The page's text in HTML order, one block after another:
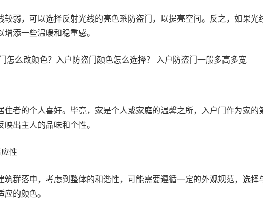
较弱，可以选择反射光线的亮色系防盗门，以提亮空间。反之，如果光
添一些温暖和稳重感。
住者的个人喜好。毕竟，家是个人或家庭的温馨之所，入户门作为家的
出主人的品味和个性。
性
筑群落中，考虑到整体的和谐性，可能需要遵循一定的外观规范，选择
应的颜色。